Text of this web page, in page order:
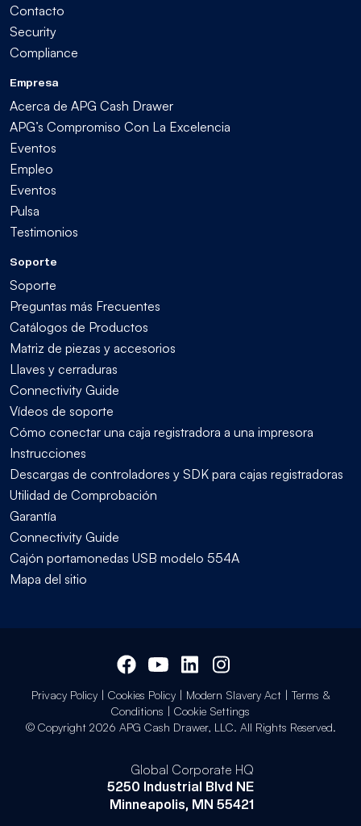
Contacto
Security
Compliance
Empresa
Acerca de APG Cash Drawer
APG’s Compromiso Con La Excelencia
Eventos
Empleo
Eventos
Pulsa
Testimonios
Soporte
Soporte
Preguntas más Frecuentes
Catálogos de Productos
Matriz de piezas y accesorios
Llaves y cerraduras
Connectivity Guide
Vídeos de soporte
Cómo conectar una caja registradora a una impresora
Instrucciones
Descargas de controladores y SDK para cajas registradoras
Utilidad de Comprobación
Garantía
Connectivity Guide
Cajón portamonedas USB modelo 554A
Mapa del sitio
Privacy Policy| Cookies Policy| Modern Slavery Act| Terms &
Conditions | Cookie Settings
© Copyright 2026 APG Cash Drawer, LLC. All Rights Reserved.
Global Corporate HQ
5250 Industrial Blvd NE
Minneapolis, MN 55421